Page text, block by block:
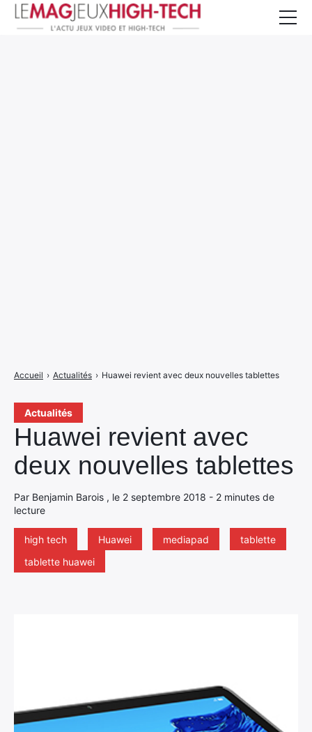
Actualités
Huawei revient avec
deux nouvelles tablettes
Par Benjamin Barois , le 2 septembre 2018 - 2 minutes de
lecture
high tech Huawei mediapad
tablette
tablette huawei
Accueil › Actualités › Huawei revient avec deux nouvelles tablettes